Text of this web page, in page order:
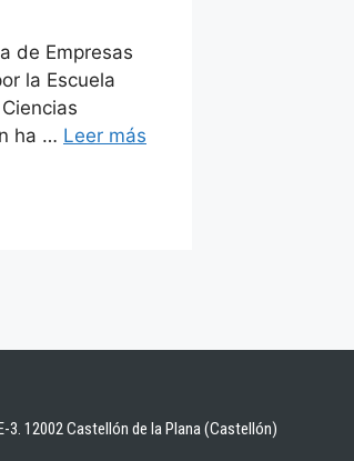
de Empresas
la Escuela
ha … Leer más
3. 12002 Castellón de la Plana (Castellón)